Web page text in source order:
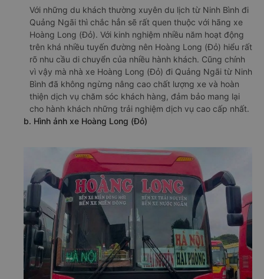
Với những du khách thường xuyên du lịch từ Ninh Bình đi
Quảng Ngãi thì chắc hẳn sẽ rất quen thuộc với hãng xe
Hoàng Long (Đỏ). Với kinh nghiệm nhiều năm hoạt động
trên khá nhiều tuyến đường nên Hoàng Long (Đỏ) hiểu rất
rõ nhu cầu di chuyển của nhiều hành khách. Cũng chính
vì vậy mà nhà xe Hoàng Long (Đỏ) đi Quảng Ngãi từ Ninh
Bình đã không ngừng nâng cao chất lượng xe và hoàn
thiện dịch vụ chăm sóc khách hàng, đảm bảo mang lại
cho hành khách những trải nghiệm dịch vụ cao cấp nhất.
b. Hình ảnh xe Hoàng Long (Đỏ)